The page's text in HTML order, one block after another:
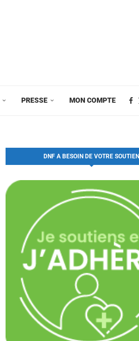
PRESSE MON COMPTE
DNF A BESOIN DE VOTRE SOUTIEN